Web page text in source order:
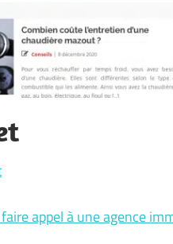
appel à une agence